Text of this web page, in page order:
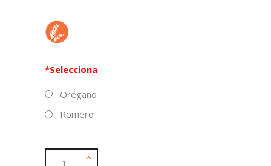
*Selecciona
Orégano
Romero